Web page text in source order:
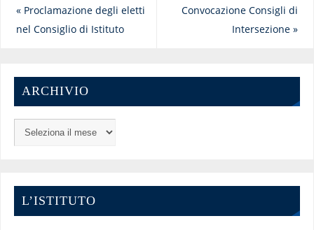
«Proclamazione degli eletti
nel Consiglio di Istituto
Convocazione Consigli di
Intersezione»
ARCHIVIO
L’ISTITUTO